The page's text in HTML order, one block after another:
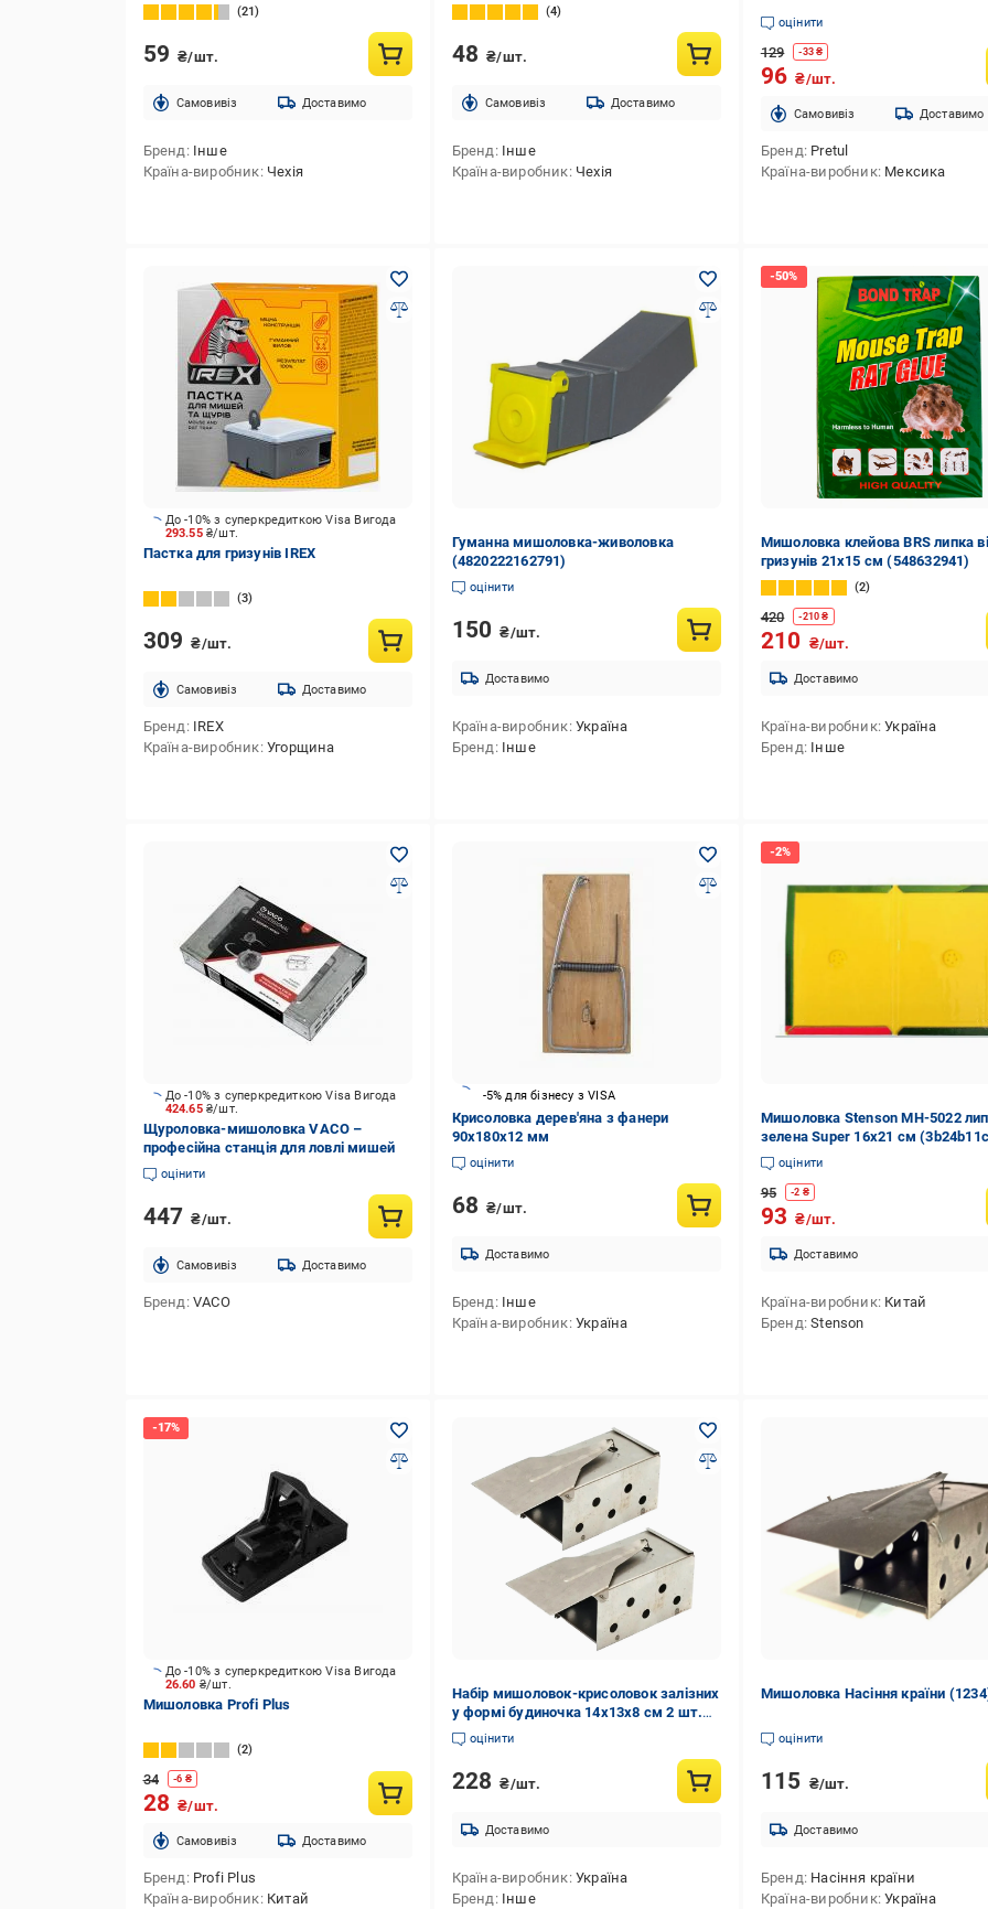
21
59 ₴/шт.
Cамовивіз Доставимо
Бренд Інше
Країна-виробник Чехія
4
48 ₴/шт.
Cамовивіз Доставимо
Бренд Інше
Країна-виробник Чехія
оцінити
129 -33₴
96 ₴/шт.
Cамовивіз Доставимо
Бренд Pretul
Країна-виробник Мексика
293.55 ₴/шт.
До -10% з суперкредиткою Visa Вигода
Пастка для гризунів IREX
3
309 ₴/шт.
Cамовивіз Доставимо
Бренд IREX
Країна-виробник Угорщина
Гуманна мишоловка-живоловка
(4820222162791)
оцінити
150 ₴/шт.
Доставимо
Країна-виробник Україна
Бренд Інше
Мишоловка клейова BRS липка
гризунів 21х15 см (548632941)
2
420 -210 ₴
210 ₴/шт.
Доставимо
Країна-виробник Україна
Бренд Інше
424.65 ₴/шт.
До -10% з суперкредиткою Visa Вигода
Щуроловка-мишоловка VACO –
професійна станція для ловлі мишей
оцінити
447 ₴/шт.
Cамовивіз Доставимо
Бренд VACO
-5% для бізнесу з VISA
Крисоловка дерев'яна з фанери
90х180х12 мм
оцінити
68 ₴/шт.
Доставимо
Бренд Інше
Країна-виробник Україна
Мишоловка Stenson MH-5022
зелена Super 16х21 см
оцінити
95 -2 ₴
93 ₴/шт.
Доставимо
Країна-виробник Китай
Бренд Stenson
26.60 ₴/шт.
До -10% з суперкредиткою Visa Вигода
Мишоловка Profi Plus
2
34 -6 ₴
28 ₴/шт.
Cамовивіз Доставимо
Бренд Profi Plus
Країна-виробник Китай
Набір мишоловок-крисоловок залізних
у формі будиночка 14x13x8 см 2 шт.
(87679)
оцінити
228 ₴/шт.
Доставимо
Країна-виробник Україна
Бренд Інше
Мишоловка Насіння країни
оцінити
115 ₴/шт.
Доставимо
Бренд Насіння країни
Країна-виробник Україна